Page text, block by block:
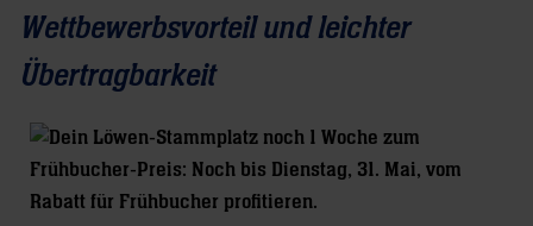
Wettbewerbsvorteil und leichter
Übertragbarkeit